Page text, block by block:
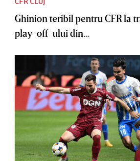
Ghinion teribil pentru CFR la
play-off-ului din...